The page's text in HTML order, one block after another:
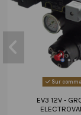
Sur
EV3 12V -